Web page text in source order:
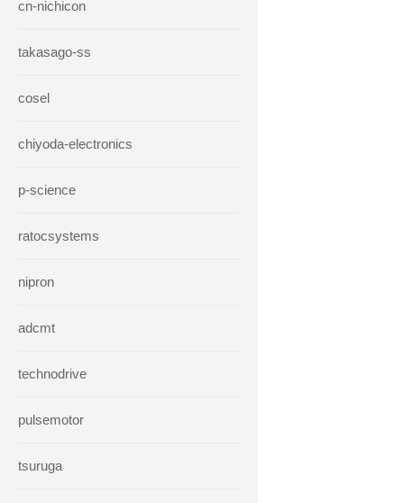
cn-nichicon
takasago-ss
cosel
chiyoda-electronics
p-science
ratocsystems
nipron
adcmt
technodrive
pulsemotor
tsuruga